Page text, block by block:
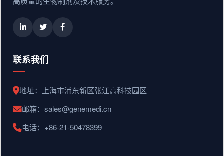
联系我们
地址：上海市浦东新区张江高科技园区
邮箱：sales@genemedi.cn
电话：+86-21-50478399